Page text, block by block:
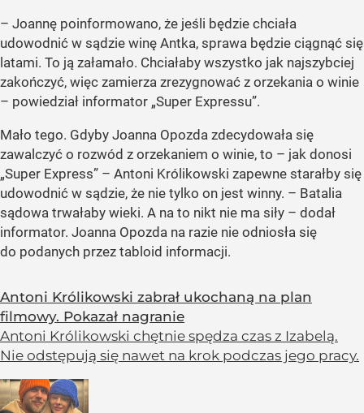
– Joannę poinformowano, że jeśli będzie chciała
udowodnić w sądzie winę Antka, sprawa będzie ciągnąć się
latami. To ją załamało. Chciałaby wszystko jak najszybciej
zakończyć, więc zamierza zrezygnować z orzekania o winie
– powiedział informator „Super Expressu”.
Mało tego. Gdyby Joanna Opozda zdecydowała się
zawalczyć o rozwód z orzekaniem o winie, to – jak donosi
„Super Express” – Antoni Królikowski zapewne starałby się
udowodnić w sądzie, że nie tylko on jest winny. – Batalia
sądowa trwałaby wieki. A na to nikt nie ma siły – dodał
informator. Joanna Opozda na razie nie odniosła się
do podanych przez tabloid informacji.
Antoni Królikowski zabrał ukochaną na plan
filmowy. Pokazał nagranie
Antoni Królikowski chętnie spędza czas z Izabelą.
Nie odstępują się nawet na krok podczas jego pracy.